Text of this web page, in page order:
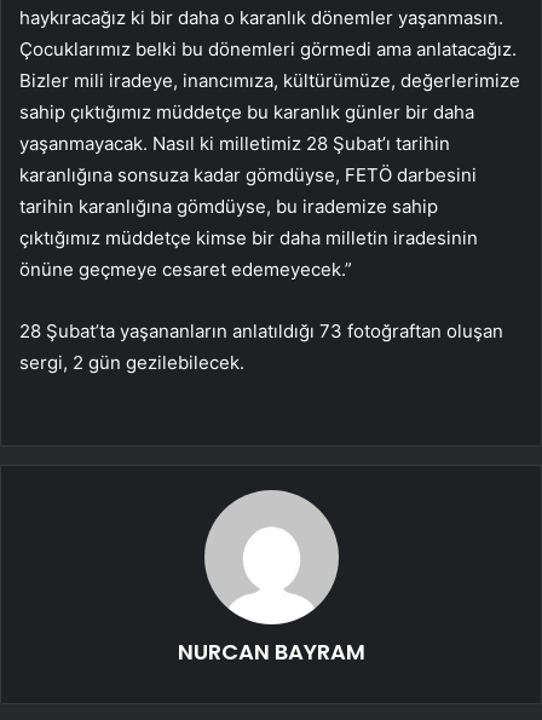
haykıracağız ki bir daha o karanlık dönemler yaşanmasın.
Çocuklarımız belki bu dönemleri görmedi ama anlatacağız.
Bizler mili iradeye, inancımıza, kültürümüze, değerlerimize
sahip çıktığımız müddetçe bu karanlık günler bir daha
yaşanmayacak. Nasıl ki milletimiz 28 Şubat’ı tarihin
karanlığına sonsuza kadar gömdüyse, FETÖ darbesini
tarihin karanlığına gömdüyse, bu irademize sahip
çıktığımız müddetçe kimse bir daha milletin iradesinin
önüne geçmeye cesaret edemeyecek.”
28 Şubat’ta yaşananların anlatıldığı 73 fotoğraftan oluşan
sergi, 2 gün gezilebilecek.
NURCAN BAYRAM